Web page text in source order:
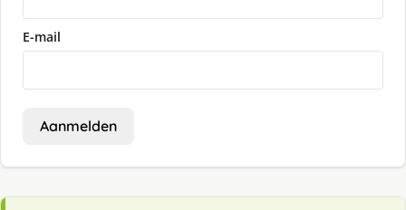
E-mail
Aanmelden